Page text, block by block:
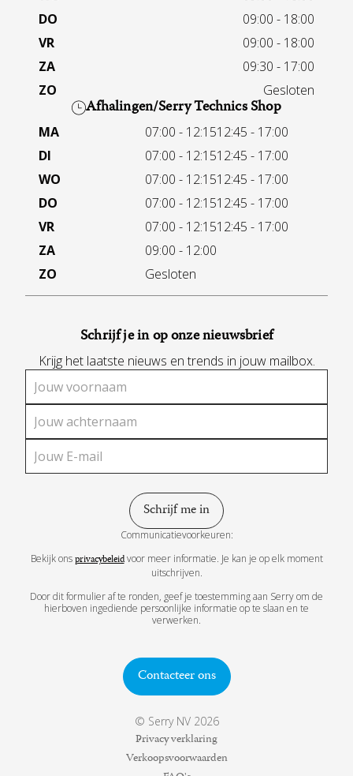
DO
09:00 - 18:00
VR
09:00 - 18:00
ZA
09:30 - 17:00
ZO
Gesloten
Afhalingen/Serry Technics Shop
MA 07:00 - 12:1512:45 - 17:00
DI
07:00 - 12:1512:45 - 17:00
WO
07:00 - 12:1512:45 - 17:00
DO
07:00 - 12:1512:45 - 17:00
VR
07:00 - 12:1512:45 - 17:00
ZA
09:00 - 12:00
ZO
Gesloten
Schrijf je in op onze nieuwsbrief
Krijg het laatste nieuws en trends in jouw mailbox.
Communicatievoorkeuren:
Bekijk onsprivacybeleidvoor meer informatie. Je kan je op elk moment
uitschrijven.
Door dit formulier af te ronden, geef je toestemming aan Serry om de
hierboven ingediende persoonlijke informatie op te slaan en te
verwerken.
Contacteer ons
© Serry NV 2026
Privacy verklaring
Verkoopsvoorwaarden